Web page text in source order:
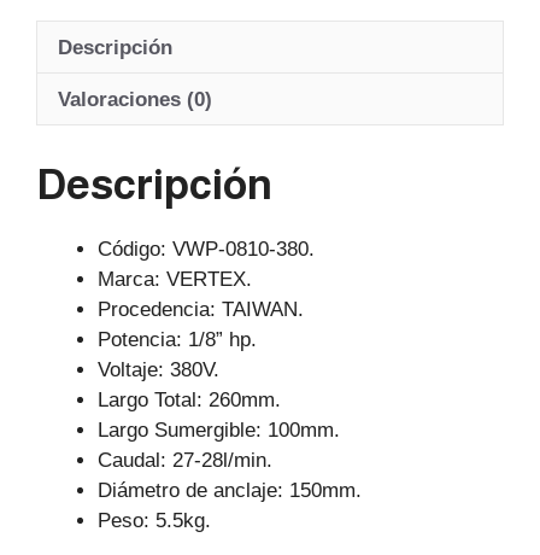
at
A
p
c
b
o
e
a
ail
Descripción
Valoraciones (0)
Descripción
Código: VWP-0810-380.
Marca: VERTEX.
Procedencia: TAIWAN.
Potencia: 1/8” hp.
Voltaje: 380V.
Largo Total: 260mm.
Largo Sumergible: 100mm.
Caudal: 27-28l/min.
Diámetro de anclaje: 150mm.
Peso: 5.5kg.